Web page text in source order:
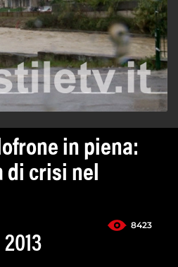
in piena:
di crisi nel
8423